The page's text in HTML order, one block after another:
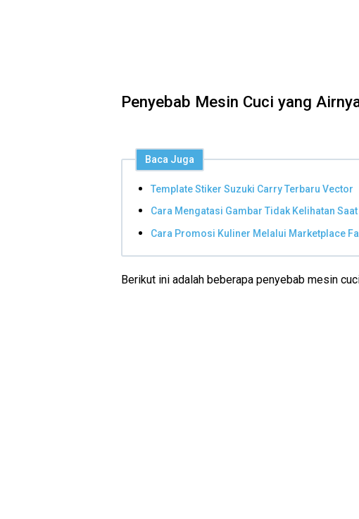
Penyebab Mesin Cuci yang
Baca Juga
Template Stiker Suzuki Carry Terbaru Vector
Cara Mengatasi Gambar Tidak Kelihatan
Cara Promosi Kuliner Melalui Marketplace
Berikut ini adalah beberapa penyebab mesin